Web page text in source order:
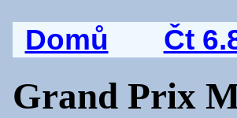
Domů Čt
Grand Prix